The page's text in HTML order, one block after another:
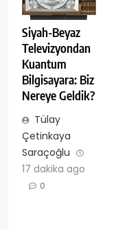
Siyah-Beyaz
Televizyondan
Kuantum
Bilgisayara: Biz
Nereye Geldik?
Tülay
Çetinkaya
Saraçoğlu
17 dakika ago
0